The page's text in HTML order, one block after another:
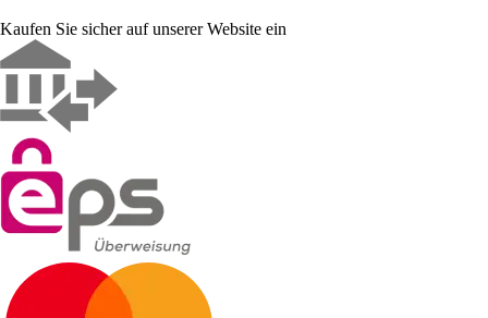
Kaufen Sie sicher auf unserer Website ein